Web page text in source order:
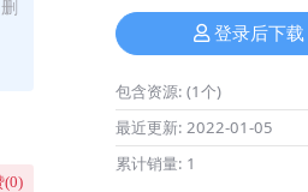
(0)
登录后下载
包含资源: (1个)
最近更新: 2022-01-05
累计销量: 1